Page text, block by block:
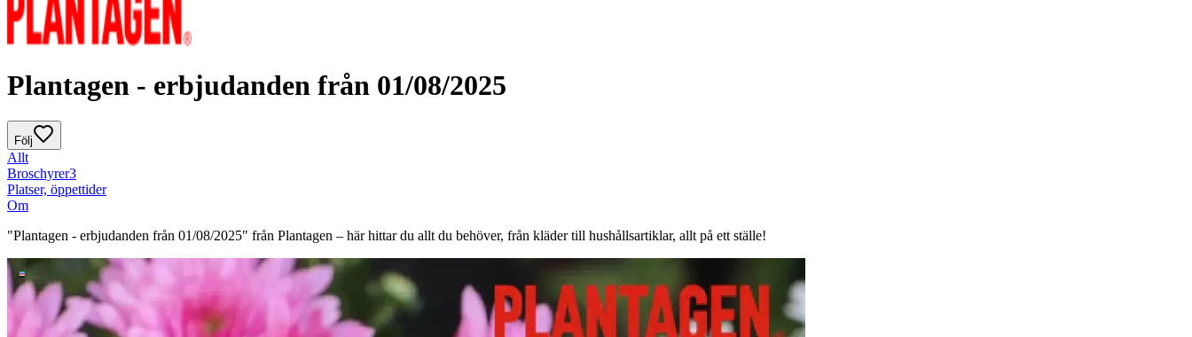
Plantagen - erbjudanden från 01/08/2025
Följ
Allt
Broschyrer3
Platser, öppettider
Om
"Plantagen - erbjudanden från 01/08/2025" från Plantagen – här hittar du allt du behöver, från kläder till hushållsartiklar, allt på ett ställe!